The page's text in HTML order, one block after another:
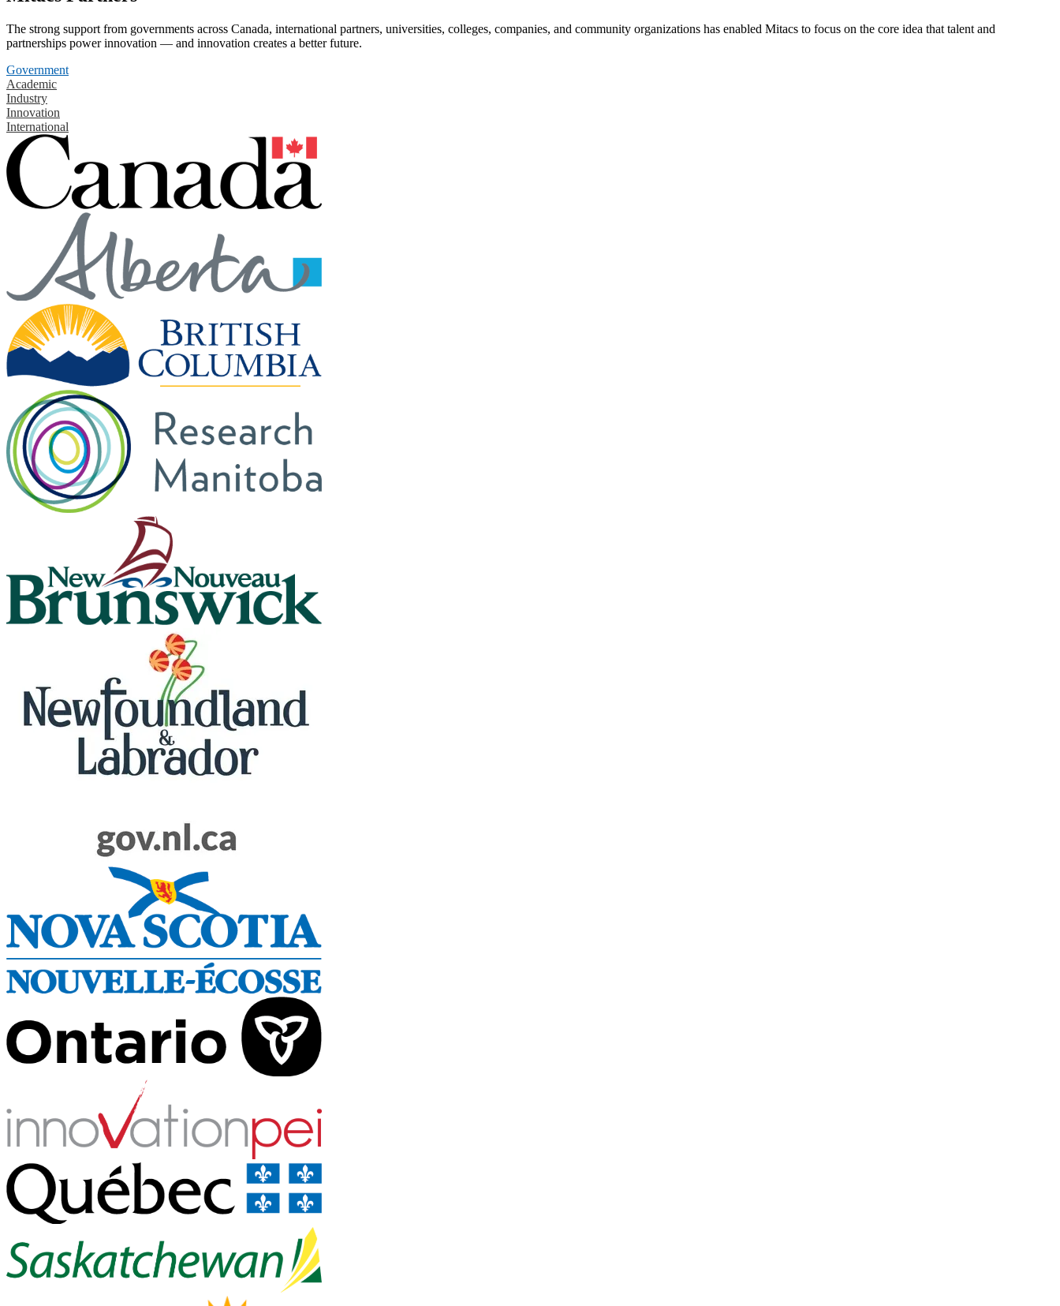
The strong support from governments across Canada, international partners, universities, colleges, companies, and community organizations has enabled Mitacs to focus on the core idea that talent and
partnerships power innovation — and innovation creates a better future.
Government
Academic
Industry
Innovation
International